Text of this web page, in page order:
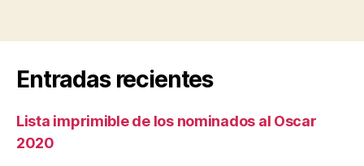
Entradas recientes
Lista imprimible de los nominados al Oscar
2020